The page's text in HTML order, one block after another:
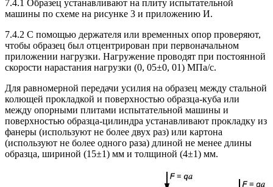
7.4.1 Образец устанавливают на плиту испытательной
машины по схеме на рисунке 3 и приложению И.
7.4.2 С помощью держателя или временных опор проверяют,
чтобы образец был отцентрирован при первоначальном
приложении нагрузки. Нагружение проводят при постоянной
скорости нарастания нагрузки (0, 05±0, 01) МПа/с.
Для равномерной передачи усилия на образец между стальной
колющей прокладкой и поверхностью образца-куба или
между опорными плитами испытательной машины и
поверхностью образца-цилиндра устанавливают прокладку из
фанеры (используют не более двух раз) или картона
(используют не более одного раза) длиной не менее длины
образца, шириной (15±1) мм и толщиной (4±1) мм.